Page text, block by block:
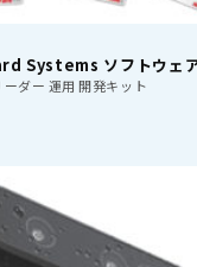
Systems ソフトウェ
ダー 運用 開発キット